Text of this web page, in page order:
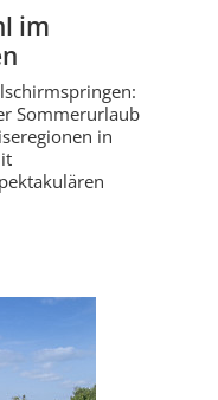
im
Sommerurlaub
in